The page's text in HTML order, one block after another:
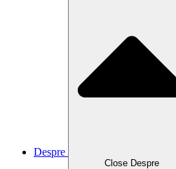
Despre
Close Despre